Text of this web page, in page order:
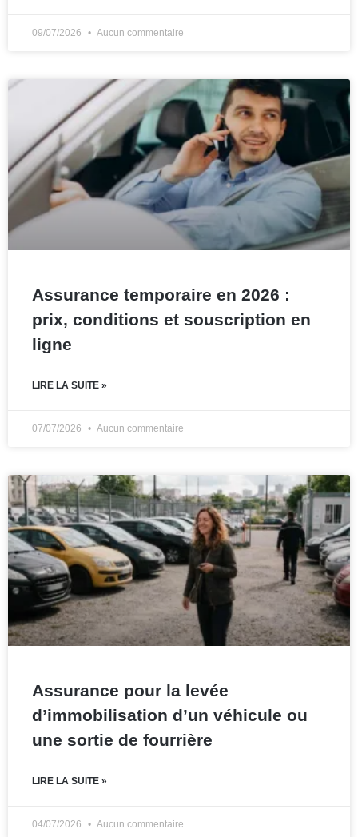
09/07/2026 Aucun commentaire
Assurance temporaire en 2026 :
prix, conditions et souscription en
ligne
LIRE LA SUITE »
07/07/2026 Aucun commentaire
Assurance pour la levée
d’immobilisation d’un véhicule ou
une sortie de fourrière
LIRE LA SUITE »
04/07/2026 Aucun commentaire